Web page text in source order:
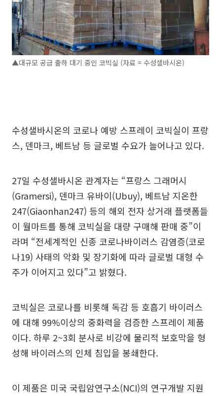
▲대규모 공급 출하 대기 중인 코빅실 (자료 = 수성샐바시온)
수성샐바시온의 코로나 예방 스프레이 코빅실이 프랑
스, 덴마크, 베트남 등 글로벌 수요가 늘어나고 있다.
27일 수성샐바시온 관계자는 “프랑스 그래머시
(Gramersi), 덴마크 유바이(Ubuy), 베트남 지온한
247(Giaonhan247) 등의 해외 전자 상거래 플랫폼들
이 월마트를 통해 코빅실을 대량 구매해 판매 중”이
라며 “전세계적인 신종 코로나바이러스 감염증(코로
나19) 사태의 악화 및 장기화에 따라 글로벌 대형 수
주가 이어지고 있다”고 밝혔다.
코빅실은 코로나를 비롯해 독감 등 호흡기 바이러스
에 대해 99%이상의 중화력을 검증한 스프레이 제품
이다. 하루 2~3회 분사로 비강에 물리적 보호막을 형
성해 바이러스의 인체 침입을 봉쇄한다.
이 제품은 미국 국립암연구소(NCI)의 연구개발 지원